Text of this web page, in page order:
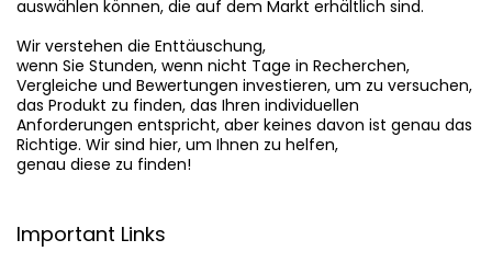
auswählen können, die auf dem Markt erhältlich sind.
Wir verstehen die Enttäuschung,
wenn Sie Stunden, wenn nicht Tage in Recherchen,
Vergleiche und Bewertungen investieren, um zu versuchen,
das Produkt zu finden, das Ihren individuellen
Anforderungen entspricht, aber keines davon ist genau das
Richtige. Wir sind hier, um Ihnen zu helfen,
genau diese zu finden!
Important Links